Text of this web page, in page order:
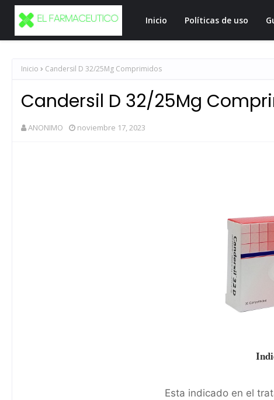
Inicio Políticas de uso
Inicio Candersil D 32/25Mg Comprimidos
Candersil D 32/25Mg
ANONIMO noviembre 17, 2023
Esta indicado en el